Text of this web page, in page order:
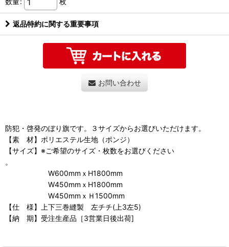
返品特約に関する重要事項
お問い合わせ
防犯・啓発のぼり旗です。３サイズからお選びいただけます。
【素 材】ポリエステル生地（ポンジ）
【サイズ】※ご希望のサイズ・枚数をお選びください
。
W600mmｘH1800mm
W450mmｘH1800mm
W450mmｘＨ1500mm
【仕 様】上下三巻縫製 左チチ(上3左5)
【納 期】受注生産品［3営業日後出荷]